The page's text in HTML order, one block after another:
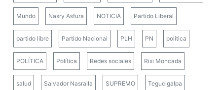
Mundo Nasry Asfura NOTICIA Partido Liberal
partido libre Partido Nacional PLH PN politica
POLÍTICA Política Redes sociales Rixi Moncada
salud Salvador Nasralla SUPREMO Tegucigalpa